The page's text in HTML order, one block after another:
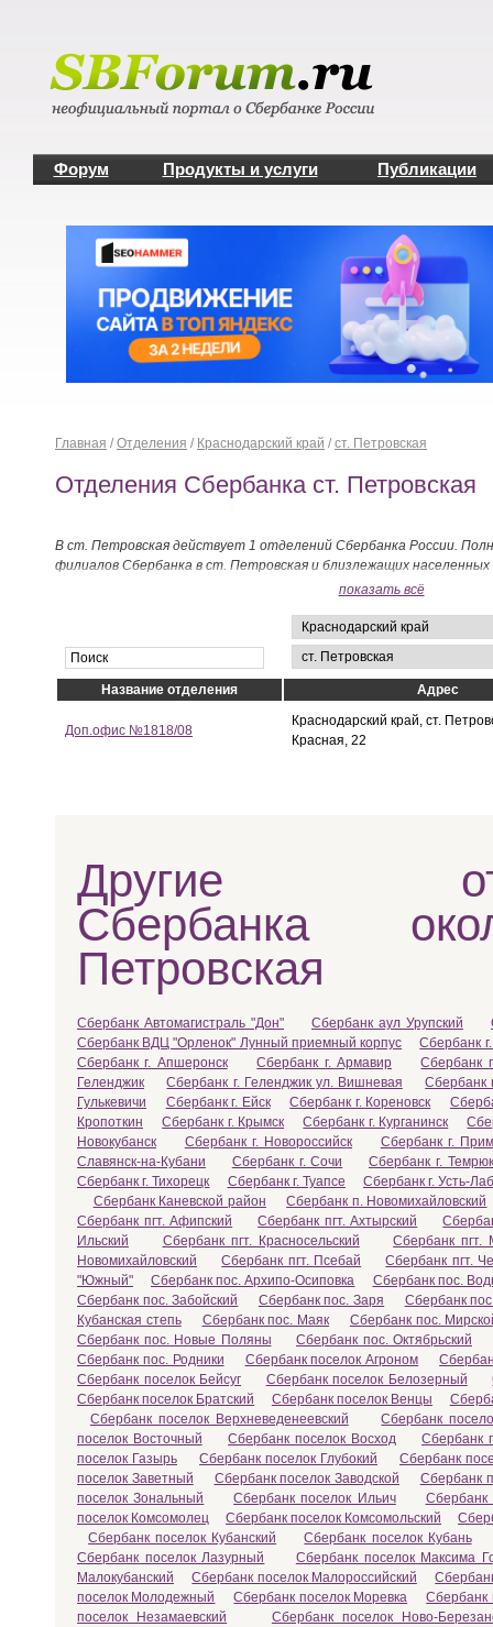
Форум Продукты и услуги Публикации
Главная / Отделения / Краснодарский край / ст. Петровская
Отделения Сбербанка ст. Петровская
В ст. Петровская действует 1 отделений Сбербанка России.
филиалов Сбербанка в ст. Петровская и близлежащих
показать всё
Название отделения Адрес
Доп.офис №1818/08
Краснодарский край, ст.
Красная, 22
Другие
Сбербанка
Петровская
Сбербанк Автомагистраль "Дон" Сбербанк аул Урупский
Сбербанк ВДЦ "Орленок" Лунный приемный корпус
Сбербанк
Сбербанк г. Апшеронск
Сбербанк г. Армавир
Сбербанк
Геленджик
Сбербанк г. Геленджик ул. Вишневая
Сбербанк
Гулькевичи
Сбербанк г. Ейск Сбербанк г. Кореновск
Кропоткин
Сбербанк г. Крымск Сбербанк г. Курганинск
Новокубанск
Сбербанк г. Новороссийск
Сбербанк г.
Славянск-на-Кубани
Сбербанк г. Сочи
Сбербанк г. Темрюк
Сбербанк г. Тихорецк
Сбербанк г. Туапсе
Сбербанк г. Усть-
Сбербанк Каневской район
Сбербанк п. Новомихайловский
Сбербанк пгт. Афипский
Сбербанк пгт. Ахтырский
Ильский
Сбербанк пгт. Красносельский
Сбербанк пгт.
Новомихайловский
Сбербанк пгт. Псебай
Сбербанк пгт.
"Южный"
Сбербанк пос. Архипо-Осиповка
Сбербанк пос.
Сбербанк пос. Забойский
Сбербанк пос. Заря
Сбербанк
Кубанская степь
Сбербанк пос. Маяк
Сбербанк пос.
Сбербанк пос. Новые Поляны
Сбербанк пос. Октябрьский
Сбербанк пос. Родники
Сбербанк поселок Агроном
Сбербанк поселок Бейсуг
Сбербанк поселок Белозерный
Сбербанк поселок Братский
Сбербанк поселок Венцы
Сбербанк поселок Верхневеденеевский
Сбербанк
поселок Восточный
Сбербанк поселок Восход
Сбербанк
поселок Газырь
Сбербанк поселок Глубокий
Сбербанк
поселок Заветный
Сбербанк поселок Заводской
Сбербанк
поселок Зональный
Сбербанк поселок Ильич
Сбербанк
поселок Комсомолец
Сбербанк поселок Комсомольский
Сбербанк поселок Кубанский
Сбербанк поселок Кубань
Сбербанк поселок Лазурный
Сбербанк поселок Максима
Малокубанский
Сбербанк поселок Малороссийский
поселок Молодежный
Сбербанк поселок Моревка
Сбербанк
поселок Незамаевский
Сбербанк поселок Ново-